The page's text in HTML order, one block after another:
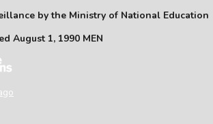
by the Ministry of National Education
August 1, 1990 MEN